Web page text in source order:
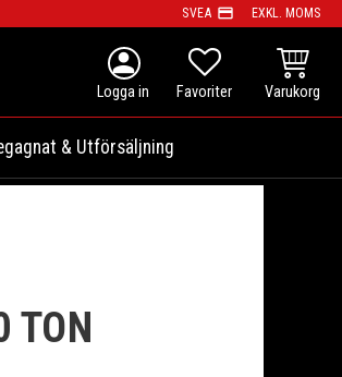
SVEA payment EXKL. MOMS
person
FAVORITER
& Utförsäljning
TON